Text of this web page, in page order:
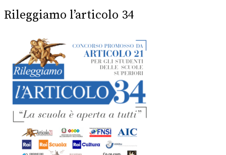
Rileggiamo l’articolo 34